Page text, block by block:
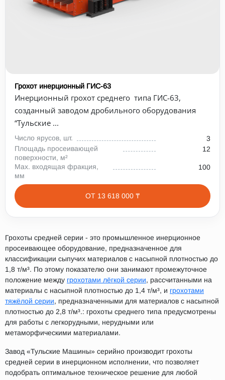
Грохот инерционный ГИС-63
Инерционный грохот среднего типа ГИС-63,
созданный заводом дробильного оборудования
“Тульские ...
Число ярусов, шт.
3
Площадь просеивающей
поверхности, м²
12
Max. входящая фракция,
мм
100
ОТ 13 618 000 ₸
Грохоты средней серии - это промышленное инерционное
просеивающее оборудование, предназначенное для
классификации сыпучих материалов с насыпной плотностью до
1,8 т/м³. По этому показателю они занимают промежуточное
положение между грохотами лёгкой серии, рассчитанными на
материалы с насыпной плотностью до 1,4 т/м³, и грохотами
тяжёлой серии, предназначенными для материалов с насыпной
плотностью до 2,8 т/м³.: грохоты среднего типа предусмотрены
для работы с легкорудными, нерудными или
метаморфическими материалами.
Завод «Тульские Машины» серийно производит грохоты
средней серии в инерционном исполнении, что позволяет
подобрать оптимальное техническое решение для любой